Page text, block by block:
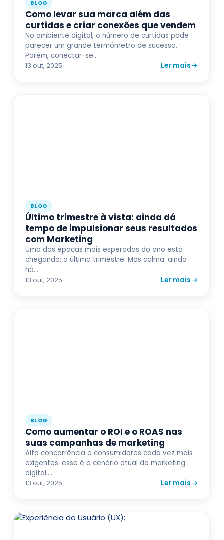
BLOG
Como levar sua marca além das
curtidas e criar conexões que vendem
No ambiente digital, o número de curtidas pode
parecer um grande termômetro de sucesso.
Porém, conectar-se...
13 out, 2025
Ler mais
BLOG
Último trimestre à vista: ainda dá
tempo de impulsionar seus resultados
com Marketing
Uma das épocas mais esperadas do ano está
chegando: o último trimestre. Mas calma: ainda
há...
13 out, 2025
Ler mais
BLOG
Como aumentar o ROI e o ROAS nas
suas campanhas de marketing
Alta concorrência e consumidores cada vez mais
exigentes: esse é o cenário atual do marketing
digital....
13 out, 2025
Ler mais